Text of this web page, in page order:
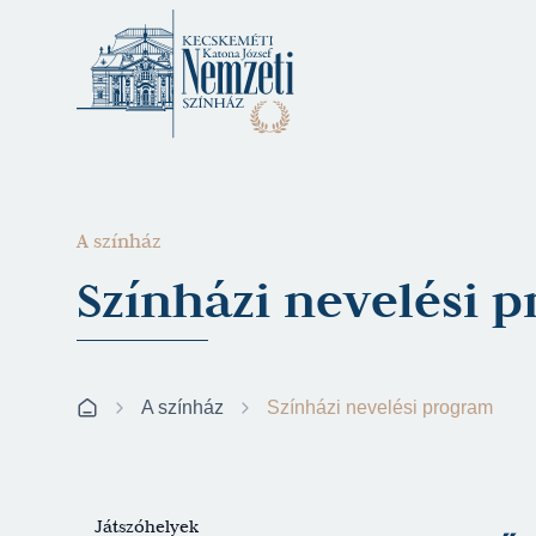
A színház
Színházi nevelési
A színház Színházi nevelési program
Játszóhelyek